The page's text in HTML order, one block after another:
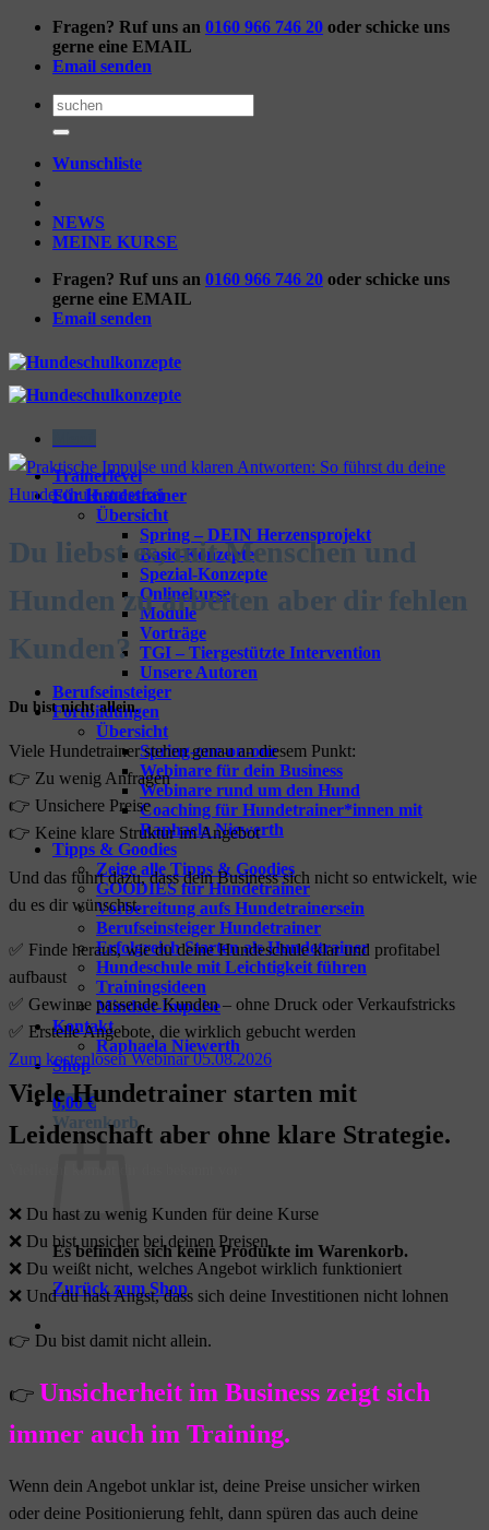
Zum
springen
Fragen? Ruf uns an 0160 966 746 20 oder schicke uns
gerne eine EMAIL
Email senden
Suchen
nach:
Wunschliste
NEWS
MEINE KURSE
Fragen? Ruf uns an 0160 966 746 20 oder schicke uns
gerne eine EMAIL
Email senden
Trainerlevel
Für Hundetrainer
Übersicht
Spring – DEIN Herzensprojekt
Basic-Konzepte
Spezial-Konzepte
Onlinekurse
Module
Vorträge
TGI – Tiergestützte Intervention
Unsere Autoren
Berufseinsteiger
Fortbildungen
Übersicht
Spring-one-on-one
Webinare für dein Business
Webinare rund um den Hund
Coaching für Hundetrainer*innen mit
Raphaela Niewerth
Tipps & Goodies
Zeige alle Tipps & Goodies
GOODIES für Hundetrainer
Vorbereitung aufs Hundetrainersein
Berufseinsteiger Hundetrainer
Erfolgreich Starten als Hundetrainer
Hundeschule mit Leichtigkeit führen
Trainingsideen
Mindset-Impulse
Kontakt
Raphaela Niewerth
Shop
0,00€
Warenkorb
Es befinden sich keine Produkte im Warenkorb.
Zurück zum Shop
Du liebst es, mit Menschen und
Hunden zu arbeiten aber dir fehlen
Kunden?
Du bist nicht allein.
Viele Hundetrainer stehen genau an diesem Punkt:
👉 Zu wenig Anfragen
👉 Unsichere Preise
👉 Keine klare Struktur im Angebot
Und das führt dazu, dass dein Business sich nicht so entwickelt, wie
du es dir wünschst.
✅ Finde heraus, wie du deine Hundeschule klar und profitabel
aufbaust
✅ Gewinne passende Kunden – ohne Druck oder Verkaufstricks
✅ Erstelle Angebote, die wirklich gebucht werden
Zum kostenlosen Webinar 05.08.2026
Viele Hundetrainer starten mit
Leidenschaft aber ohne klare Strategie.
❌ Du hast zu wenig Kunden für deine Kurse
❌ Du bist unsicher bei deinen Preisen
❌ Du weißt nicht, welches Angebot wirklich funktioniert
❌ Und du hast Angst, dass sich deine Investitionen nicht lohnen
👉 Du bist damit nicht allein.
👉 Unsicherheit im Business zeigt sich
immer auch im Training.
Wenn dein Angebot unklar ist, deine Preise unsicher wirken
oder deine Positionierung fehlt, dann spüren das auch deine